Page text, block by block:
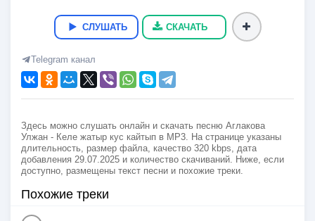
СЛУШАТЬ СКАЧАТЬ
Telegram канал
Здесь можно слушать онлайн и скачать песню Аглакова
Улжан - Келе жатыр кус кайтып в MP3. На странице указаны
длительность, размер файла, качество 320 kbps, дата
добавления 29.07.2025 и количество скачиваний. Ниже, если
доступно, размещены текст песни и похожие треки.
Похожие треки